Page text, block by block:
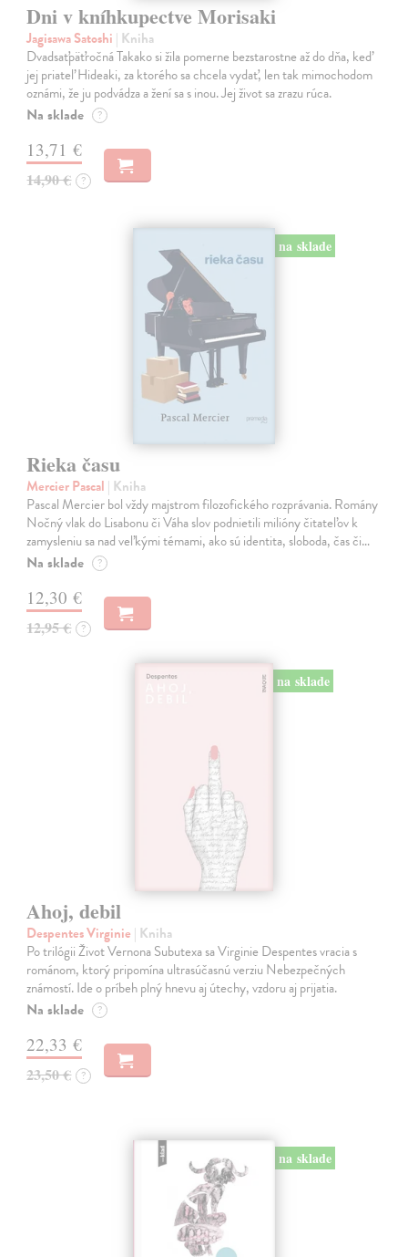
Dni v kníhkupectve Morisaki
Jagisawa Satoshi | Kniha
Dvadsaťpäťročná Takako si žila pomerne bezstarostne až do dňa, keď
jej priateľ Hideaki, za ktorého sa chcela vydať, len tak mimochodom
oznámi, že ju podvádza a žení sa s inou. Jej život sa zrazu rúca.
Na sklade ?
13,71 €
14,90 € ?
na sklade
Rieka času
Mercier Pascal | Kniha
Pascal Mercier bol vždy majstrom filozofického rozprávania. Romány
Nočný vlak do Lisabonu či Váha slov podnietili milióny čitateľov k
zamysleniu sa nad veľkými témami, ako sú identita, sloboda, čas či…
Na sklade ?
12,30 €
12,95 € ?
na sklade
Ahoj, debil
Despentes Virginie | Kniha
Po trilógii Život Vernona Subutexa sa Virginie Despentes vracia s
románom, ktorý pripomína ultrasúčasnú verziu Nebezpečných
známostí. Ide o príbeh plný hnevu aj útechy, vzdoru aj prijatia.
Na sklade ?
22,33 €
23,50 € ?
na sklade